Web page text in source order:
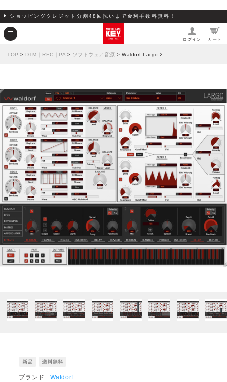
ショッピングクレジット分割48回払いまで金利手数料無料！
ログイン カート
TOP > DTM｜REC｜PA > ソフトウェア音源 > Waldorf Largo 2
ブランド : Waldorf